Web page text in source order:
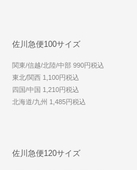
佐川急便100サイズ
関東/信越/北陸/中部 990円税込
東北/関西 1,100円税込
四国/中国 1,210円税込
北海道/九州 1,485円税込
佐川急便120サイズ